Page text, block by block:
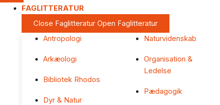
FAGLITTERATUR
Close Faglitteratur Open Faglitteratur
Antropologi
Arkæologi
Bibliotek Rhodos
Dyr & Natur
Naturvidenskab
Organisation &
Ledelse
Pædagogik